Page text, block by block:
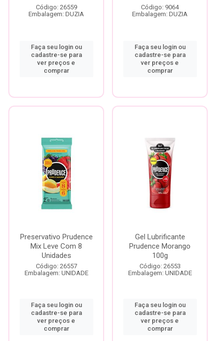
Código: 26559
Embalagem: DUZIA
Faça seu login ou
cadastre-se para
ver preços e
comprar
Código: 9064
Embalagem: DUZIA
Faça seu login ou
cadastre-se para
ver preços e
comprar
Preservativo Prudence
Mix Leve Com 8
Unidades
Código: 26557
Embalagem: UNIDADE
Faça seu login ou
cadastre-se para
ver preços e
comprar
Gel Lubrificante
Prudence Morango
100g
Código: 26553
Embalagem: UNIDADE
Faça seu login ou
cadastre-se para
ver preços e
comprar